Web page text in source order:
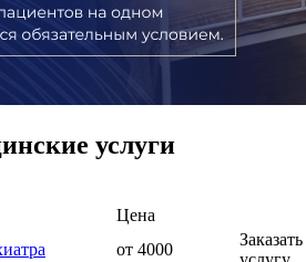
услуги
Цена
от 4000
Заказать